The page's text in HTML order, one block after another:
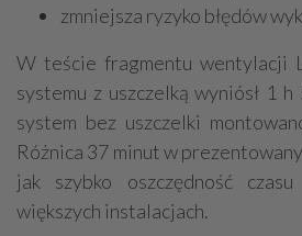
zmniejsza ryzyko błędów
W teście fragmentu wentylacji
systemu z uszczelką wyniósł 1
system bez uszczelki
Różnica 37 minut w
jak szybko oszczędność
większych instalacjach.